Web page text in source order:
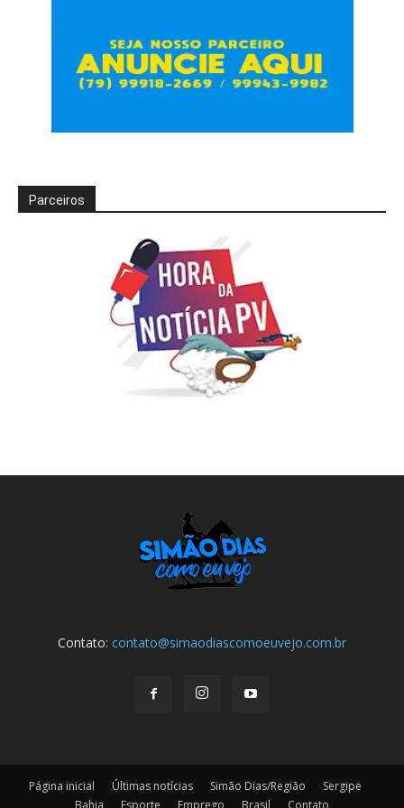
Parceiros
Contato: contato@simaodiascomoeuvejo.com.br
Página inicial Últimas notícias Simão Dias/Região
Sergipe
Bahia
Esporte Emprego Brasil Contato